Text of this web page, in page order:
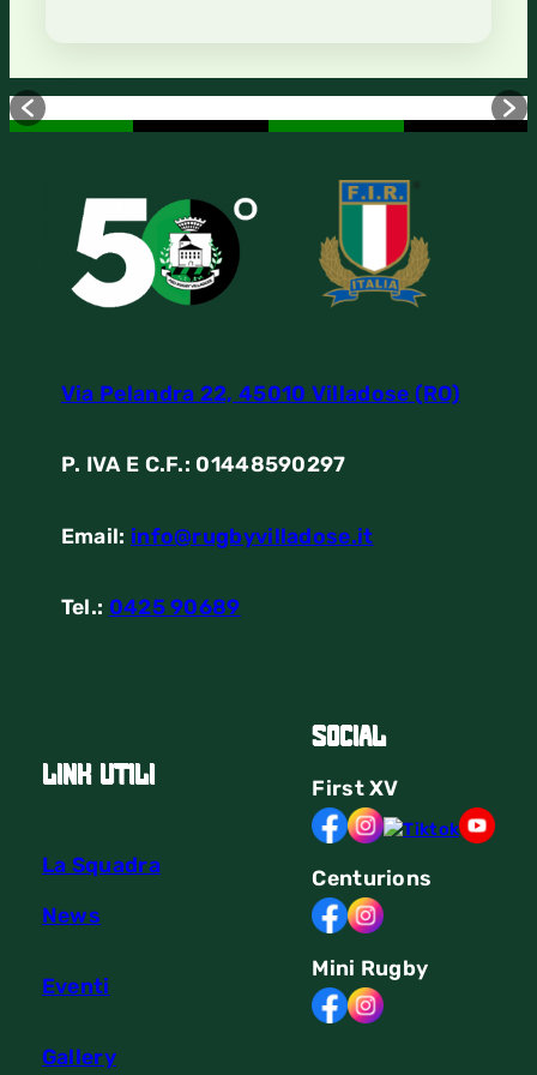
Via Pelandra 22, 45010 Villadose (RO)
P. IVA E C.F.: 01448590297
Email: info@rugbyvilladose.it
Tel.: 0425 90689
link utili
La Squadra
News
Eventi
Gallery
Social
FirstXV
Centurions
Mini Rugby